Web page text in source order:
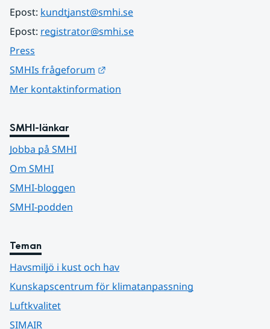
Epost: kundtjanst@smhi.se
Epost: registrator@smhi.se
Press
SMHIs frågeforum
Mer kontaktinformation
SMHI-länkar
Jobba på SMHI
Om SMHI
SMHI-bloggen
SMHI-podden
Teman
Havsmiljö i kust och hav
Kunskapscentrum för klimatanpassning
Luftkvalitet
SIMAIR